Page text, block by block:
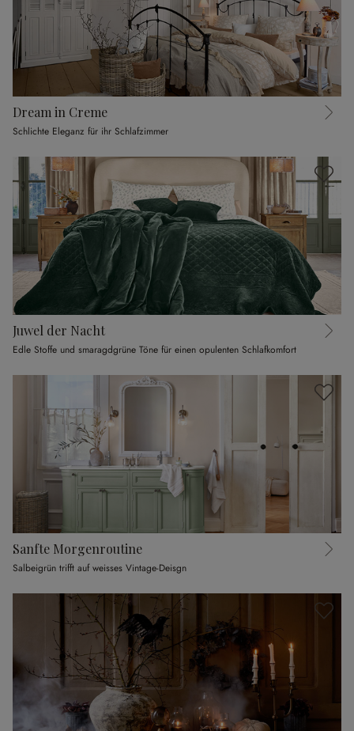
Dream in Creme
Schlichte Eleganz für ihr Schlafzimmer
Juwel der Nacht
Edle Stoffe und smaragdgrüne Töne für einen opulenten Schlafkomfort
Sanfte Morgenroutine
Salbeigrün trifft auf weisses Vintage-Deisgn